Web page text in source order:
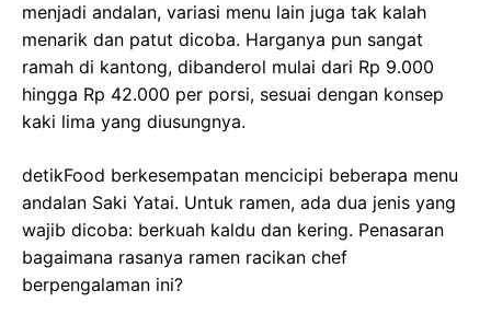
menjadi andalan, variasi menu lain juga tak kalah
menarik dan patut dicoba. Harganya pun sangat
ramah di kantong, dibanderol mulai dari Rp 9.000
hingga Rp 42.000 per porsi, sesuai dengan konsep
kaki lima yang diusungnya.
detikFood berkesempatan mencicipi beberapa menu
andalan Saki Yatai. Untuk ramen, ada dua jenis yang
wajib dicoba: berkuah kaldu dan kering. Penasaran
bagaimana rasanya ramen racikan chef
berpengalaman ini?